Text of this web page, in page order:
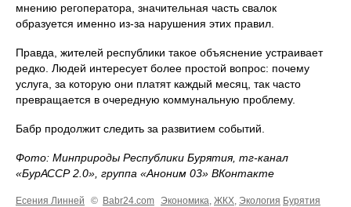
мнению регоператора, значительная часть свалок
образуется именно из-за нарушения этих правил.
Правда, жителей республики такое объяснение устраивает
редко. Людей интересует более простой вопрос: почему
услуга, за которую они платят каждый месяц, так часто
превращается в очередную коммунальную проблему.
Бабр продолжит следить за развитием событий.
Фото: Минприроды Республики Бурятия, тг-канал
«БурАССР 2.0», группа «Аноним 03» ВКонтакте
Есения Линней © Babr24.com Экономика ЖКХ Экология Бурятия